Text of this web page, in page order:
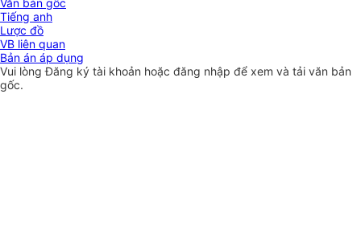
Văn bản gốc
Tiếng anh
Lược đồ
VB liên quan
Bản án áp dụng
Vui lòngĐăng ký tài khoản hoặc đăng nhập để xem và tải văn bản
gốc.